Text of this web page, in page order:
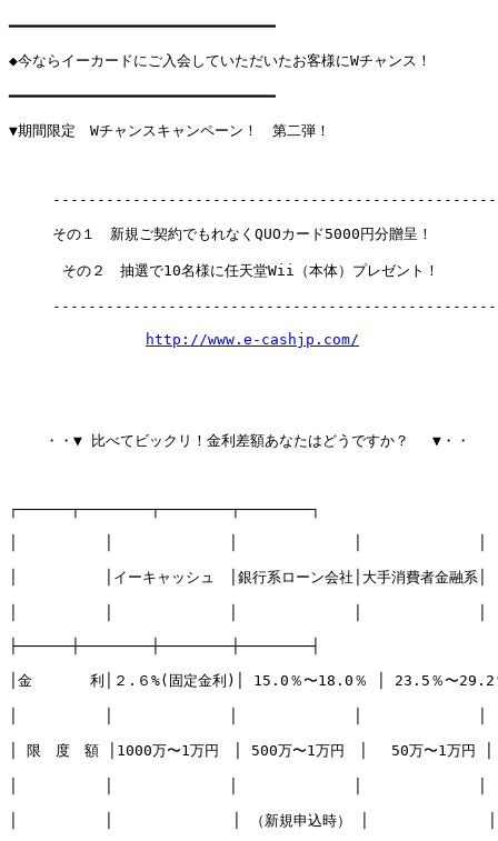
━━━━━━━━━━━━━━━━━━━━━━━━━━━━━━
◆今ならイーカードにご入会していただいたお客様にWチャンス！
━━━━━━━━━━━━━━━━━━━━━━━━━━━━━━
▼期間限定　Wチャンスキャンペーン！　第二弾！
その１　新規ご契約でもれなくQUOカード5000円分贈呈！
      その２　抽選で10名様に任天堂Wii（本体）プレゼント！
http://www.e-cashjp.com/
    ・・▼ 比べてビックリ！金利差額あなたはどうですか？ 　▼・・
┌──────┬────────┬────────┬────────┐
│　　　　　　│イーキャッシュ　│銀行系ローン会社│大手消費者金融系│
├──────┼────────┼────────┼────────┤
│金　　　　利│２.６%(固定金利)│ 15.0％〜18.0％ │ 23.5％〜
│ 限　度　額 │1000万〜1万円　│ 500万〜1万円　│　 50万〜1万円 │
│　　　　　　│　　　　　　  　│ （新規申込時） │ 　　　 　　　